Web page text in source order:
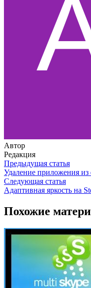
Автор
Редакция
Предыдущая статья
Удаление приложения
Следующая статья
Адаптивная яркость на
Похожие